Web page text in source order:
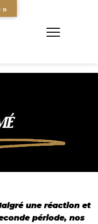
une réaction et
période, nos
»